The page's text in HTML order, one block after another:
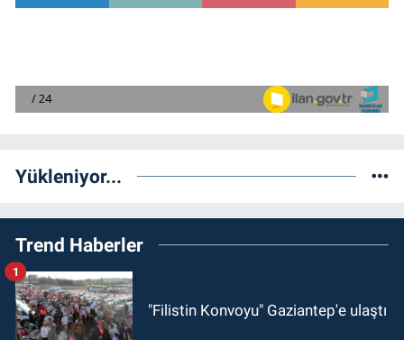
Yükleniyor...
Trend Haberler
"Filistin Konvoyu" Gaziantep'e ulaştı
1